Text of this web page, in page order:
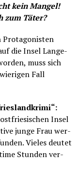
kein Man­gel!
zum Täter?
Prot­ago­nis­ten
die Insel Lan­ge­
muss sich
Fall
Insel
jun­ge Frau wer­
Vie­les deu­tet
Stun­den ver­